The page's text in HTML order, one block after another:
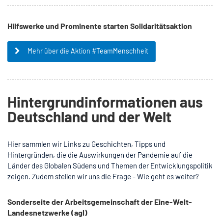
Hilfswerke und Prominente starten Solidaritätsaktion
Mehr über die Aktion #TeamMenschheit
Hintergrundinformationen aus
Deutschland und der Welt
Hier sammlen wir Links zu Geschichten, Tipps und
Hintergründen, die die Auswirkungen der Pandemie auf die
Länder des Globalen Südens und Themen der Entwicklungspolitik
zeigen. Zudem stellen wir uns die Frage - Wie geht es weiter?
Sonderseite der Arbeitsgemeinschaft der Eine-Welt-
Landesnetzwerke (agl)